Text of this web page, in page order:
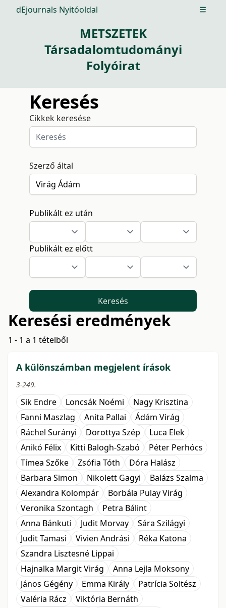
dEjournals Nyitóoldal Open
METSZETEK
Társadalomtudományi
Folyóirat
Keresés
Cikkek keresése
Szerző által
Publikált ez után
Publikált ez előtt
Keresés
Keresési eredmények
1 - 1 a 1 tételből
A különszámban megjelent írások
3-249.
Sik Endre Loncsák Noémi
Nagy Krisztina
Fanni Maszlag
Anita Pallai
Ádám Virág
Ráchel Surányi
Dorottya Szép
Luca Elek
Anikó Félix
Kitti Balogh-Szabó
Péter Perhócs
Tímea Szőke
Zsófia Tóth
Dóra Halász
Barbara Simon
Nikolett Gagyi
Balázs Szalma
Alexandra Kolompár
Borbála Pulay Virág
Veronika Szontagh
Petra Bálint
Anna Bánkuti
Judit Morvay
Sára Szilágyi
Judit Tamasi
Vivien Andrási
Réka Katona
Szandra Lisztesné Lippai
Hajnalka Margit Virág
Anna Lejla Moksony
János Gégény
Emma Király
Patrícia Soltész
Valéria Rácz
Viktória Bernáth